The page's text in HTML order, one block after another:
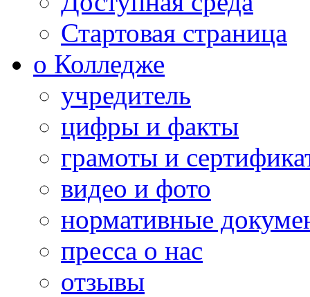
Стартовая страница
о Колледже
учредитель
цифры и факты
грамоты и
видео и фото
нормативные
пресса о нас
отзывы